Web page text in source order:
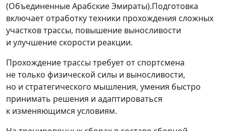
(Объединенные Арабские Эмираты).Подготовка
включает отработку техники прохождения сложных
участков трассы, повышение выносливости
и улучшение скорости реакции.
Прохождение трассы требует от спортсмена
не только физической силы и выносливости,
но и стратегического мышления, умения быстро
принимать решения и адаптироваться
к изменяющимся условиям.